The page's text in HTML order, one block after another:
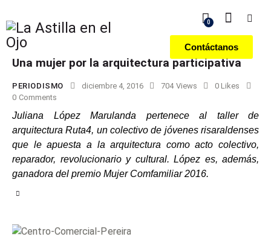
0
Contáctanos
Una mujer por la arquitectura participativa
PERIODISMO diciembre 4, 2016 704 Views 0 Likes
0 Comments
Juliana López Marulanda pertenece al taller de
arquitectura Ruta4, un colectivo de jóvenes risaraldenses
que le apuesta a la arquitectura como acto colectivo,
reparador, revolucionario y cultural. López es, además,
ganadora del premio Mujer Comfamiliar 2016.